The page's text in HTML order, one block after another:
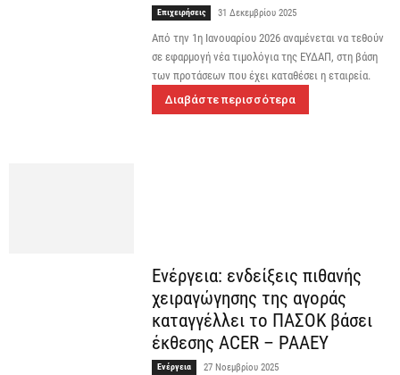
Επιχειρήσεις 31 Δεκεμβρίου 2025
Από την 1η Ιανουαρίου 2026 αναμένεται να τεθούν
σε εφαρμογή νέα τιμολόγια της ΕΥΔΑΠ, στη βάση
των προτάσεων που έχει καταθέσει η εταιρεία.
Διαβάστε περισσότερα
Ενέργεια: ενδείξεις πιθανής
χειραγώγησης της αγοράς
καταγγέλλει το ΠΑΣΟΚ βάσει
έκθεσης ACER – ΡΑΑΕΥ
Ενέργεια 27 Νοεμβρίου 2025